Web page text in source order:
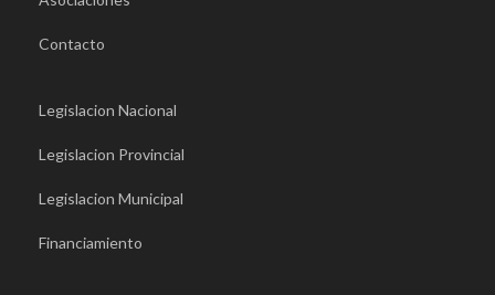
Contacto
Legislacion Nacional
Legislacion Provincial
Legislacion Municipal
Financiamiento